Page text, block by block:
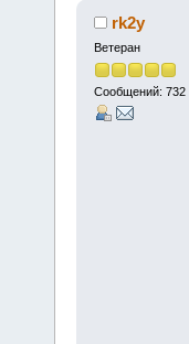
rk2y
Ветеран
Сообщений: 732